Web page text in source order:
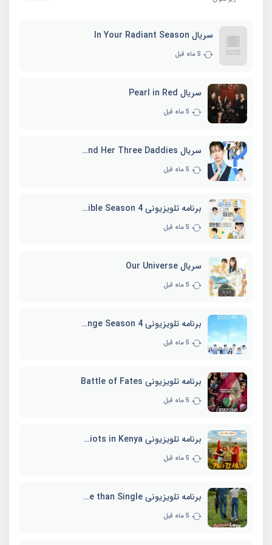
سریال In Your Radiant Season
5 ماه قبل
سریال Pearl in Red
5 ماه قبل
سریال Marie and Her Three Daddies
5 ماه قبل
برنامه تلویزیونی Whenever Possible Season 4
5 ماه قبل
سریال Our Universe
5 ماه قبل
برنامه تلویزیونی EXchange Season 4
5 ماه قبل
برنامه تلویزیونی Battle of Fates
5 ماه قبل
برنامه تلویزیونی Three Idiots in Kenya
5 ماه قبل
برنامه تلویزیونی Better Late than Single
5 ماه قبل